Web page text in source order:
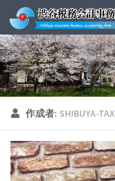
Skip to content
作成者: SHIBUYA-TAX